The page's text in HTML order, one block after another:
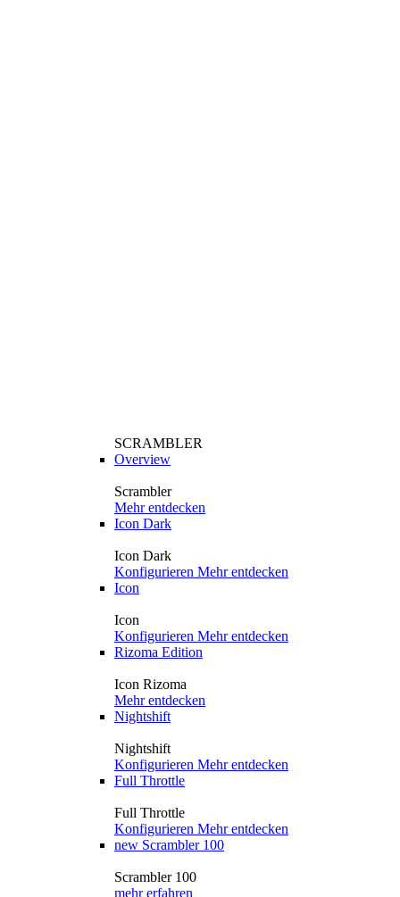
SCRAMBLER
Overview
Scrambler
Mehr entdecken
Icon Dark
Icon Dark
Konfigurieren Mehr entdecken
Icon
Icon
Konfigurieren Mehr entdecken
Rizoma Edition
Icon Rizoma
Mehr entdecken
Nightshift
Nightshift
Konfigurieren Mehr entdecken
Full Throttle
Full Throttle
Konfigurieren Mehr entdecken
new Scrambler 100
Scrambler 100
mehr erfahren